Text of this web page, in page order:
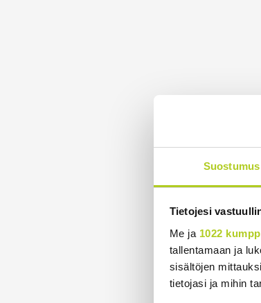
Suostumus
Tietojesi
Me ja 1022
tallentamaan ja
sisältöjen
tietojasi ja mihin